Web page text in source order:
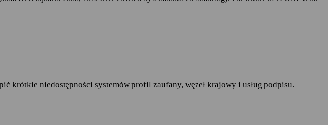
i w sprawie swobodnego przepływu takich danych oraz
podmiotów realizujących zadania publiczne
r. w sprawie zakresu i warunków korzystania z
imieniu ministra właściwego do spraw informatyzacji
krótkie niedostępności systemów profil zaufany, węzeł krajowy i usług podpisu.